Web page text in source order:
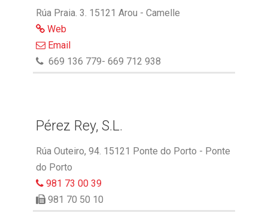
Rúa Praia. 3. 15121 Arou - Camelle
Web
Email
669 136 779- 669 712 938
Pérez Rey, S.L.
Rúa Outeiro, 94. 15121 Ponte do Porto - Ponte
do Porto
981 73 00 39
981 70 50 10